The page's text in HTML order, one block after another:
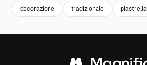
decorazione tradizionale piastrella